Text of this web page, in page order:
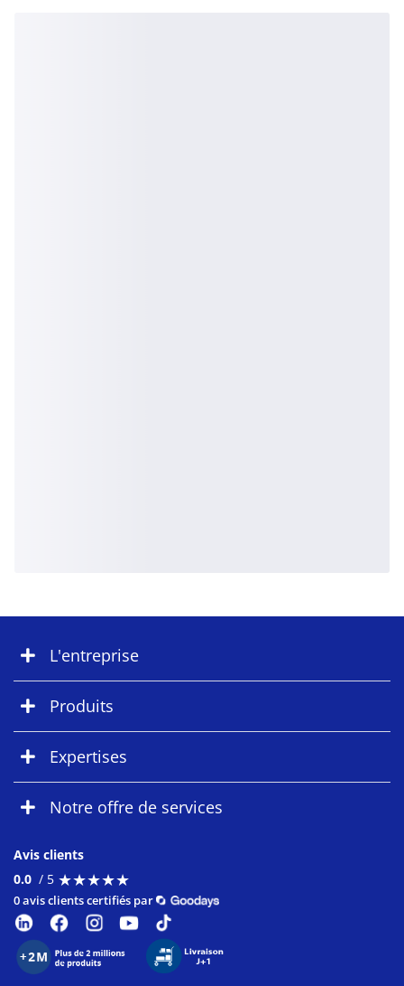
L'entreprise
Produits
Expertises
Notre offre de services
Avis clients
0.0 / 5 ★★★★★
★★★★★
0 avis clients certifiés par